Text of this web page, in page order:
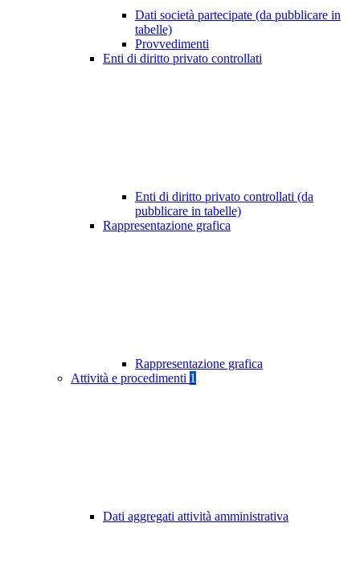
Dati società partecipate (da pubblicare in
tabelle)
Provvedimenti
Enti di diritto privato controllati
Enti di diritto privato controllati (da
pubblicare in tabelle)
Rappresentazione grafica
Rappresentazione grafica
Attività e procedimenti 1
Dati aggregati attività amministrativa